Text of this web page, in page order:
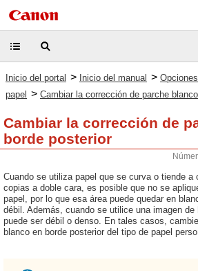
Inicio del portal > Inicio del manual >
papel > Cambiar la corrección de parche
Cambiar la corrección de
borde posterior
Cuando se utiliza papel que se curva o tiende a
copias a doble cara, es posible que no se
papel, por lo que esa área puede quedar en
débil. Además, cuando se utilice una imagen
puede ser débil o denso. En tales casos,
blanco en borde posterior del tipo de papel